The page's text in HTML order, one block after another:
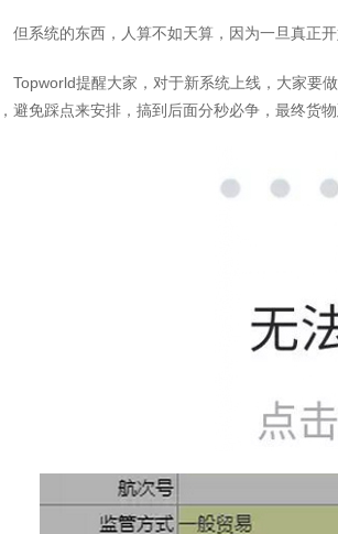
但系统的东西，人算不如天算，因为一旦真正
Topworld提醒大家，对于新系统上线，大家要
避免踩点来安排，搞到后面分秒必争，最终货物